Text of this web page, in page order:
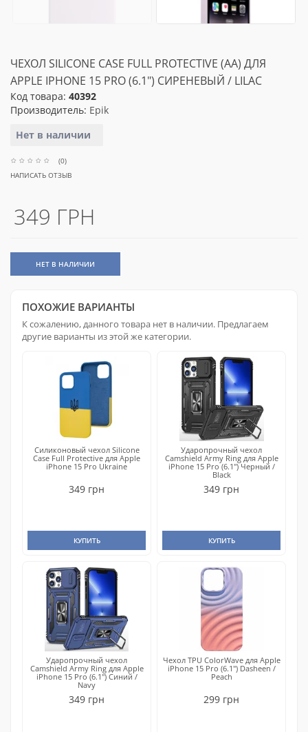
ЧЕХОЛ SILICONE CASE FULL PROTECTIVE (AA) ДЛЯ
APPLE IPHONE 15 PRO (6.1") СИРЕНЕВЫЙ / LILAC
Код товара: 40392
Производитель: Epik
Нет в наличии
(0)
НАПИСАТЬ ОТЗЫВ
349 ГРН
НЕТ В НАЛИЧИИ
ПОХОЖИЕ ВАРИАНТЫ
К сожалению, данного товара нет в наличии. Предлагаем
другие варианты из этой же категории.
Силиконовый чехол Silicone
Case Full Protective для Apple
iPhone 15 Pro Ukraine
349 грн
КУПИТЬ
Ударопрочный чехол
Camshield Army Ring для Apple
iPhone 15 Pro (6.1") Черный /
Black
349 грн
КУПИТЬ
Ударопрочный чехол
Camshield Army Ring для Apple
iPhone 15 Pro (6.1") Синий /
Navy
349 грн
Чехол TPU ColorWave для Apple
iPhone 15 Pro (6.1") Dasheen /
Peach
299 грн